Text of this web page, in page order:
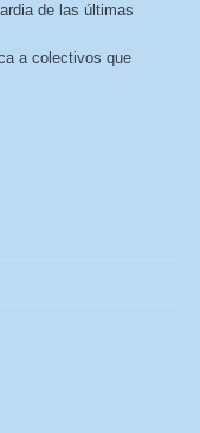
de las últimas
a colectivos que